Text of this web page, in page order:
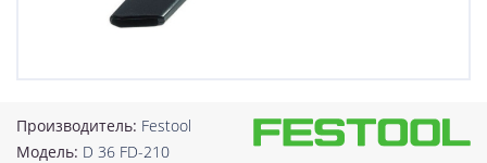
Производитель: Festool
Модель: D 36 FD-210